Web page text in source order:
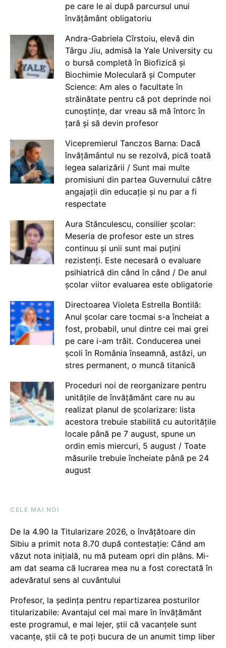
pe care le ai după parcursul unui
învățământ obligatoriu
Andra-Gabriela Cîrstoiu, elevă din
Târgu Jiu, admisă la Yale University cu
o bursă completă în Biofizică și
Biochimie Moleculară și Computer
Science: Am ales o facultate în
străinătate pentru că pot deprinde noi
cunoștințe, dar vreau să mă întorc în
țară și să devin profesor
Vicepremierul Tanczos Barna: Dacă
învățământul nu se rezolvă, pică toată
legea salarizării / Sunt mai multe
promisiuni din partea Guvernului către
angajații din educație și nu par a fi
respectate
Aura Stănculescu, consilier școlar:
Meseria de profesor este un stres
continuu și unii sunt mai puțini
rezistenți. Este necesară o evaluare
psihiatrică din când în când / De anul
școlar viitor evaluarea este obligatorie
Directoarea Violeta Estrella Bontilă:
Anul școlar care tocmai s-a încheiat a
fost, probabil, unul dintre cei mai grei
pe care i-am trăit. Conducerea unei
școli în România înseamnă, astăzi, un
stres permanent, o muncă titanică
Proceduri noi de reorganizare pentru
unitățile de învățământ care nu au
realizat planul de școlarizare: lista
acestora trebuie stabilită cu autoritățile
locale până pe 7 august, spune un
ordin emis miercuri, 5 august / Toate
măsurile trebuie încheiate până pe 24
august
CELE MAI NOI
De la 4.90 la Titularizare 2026, o învățătoare din
Sibiu a primit nota 8.70 după contestație: Când am
văzut nota inițială, nu mă puteam opri din plâns. Mi-
am dat seama că lucrarea mea nu a fost corectată în
adevăratul sens al cuvântului
Profesor, la ședința pentru repartizarea posturilor
titularizabile: Avantajul cel mai mare în învățământ
este programul, e mai lejer, știi că vacanțele sunt
vacanţe, știi că te poți bucura de un anumit timp liber